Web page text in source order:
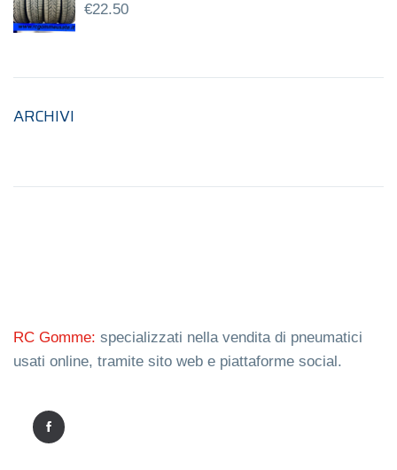
€22.50
ARCHIVI
RC Gomme: specializzati nella vendita di pneumatici
usati online, tramite sito web e piattaforme social.